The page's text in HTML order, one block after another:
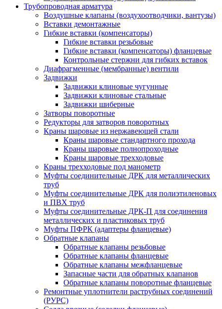
Трубопроводная арматура
Воздушные клапаны (воздухоотводчики, вантузы)
Вставки демонтажные
Гибкие вставки (компенсаторы)
Гибкие вставки резьбовые
Гибкие вставки (компенсаторы) фланцевые
Контрольные стержни для гибких вставок
Диафрагменные (мембранные) вентили
Задвижки
Задвижки клиновые чугунные
Задвижки клиновые стальные
Задвижки шиберные
Затворы поворотные
Редукторы для затворов поворотных
Краны шаровые из нержавеющей стали
Краны шаровые стандартного прохода
Краны шаровые полнопроходные
Краны шаровые трехходовые
Краны трехходовые под манометр
Муфты соединительные ДРК для металлических
труб
Муфты соединительные ДРК для полиэтиленовых
и ПВХ труб
Муфты соединительные ДРК-П для соединения
металлических и пластиковых труб
Муфты ПФРК (адаптеры фланцевые)
Обратные клапаны
Обратные клапаны резьбовые
Обратные клапаны фланцевые
Обратные клапаны межфланцевые
Запасные части для обратных клапанов
Обратные клапаны поворотные фланцевые
Ремонтные уплотнители раструбных соединений
(РУРС)